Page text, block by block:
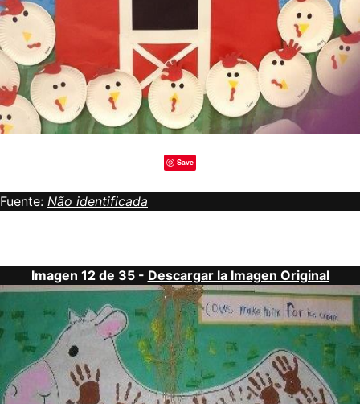
Save
Fuente: Não identificada
Imagen 12 de 35 - Descargar la Imagen Original